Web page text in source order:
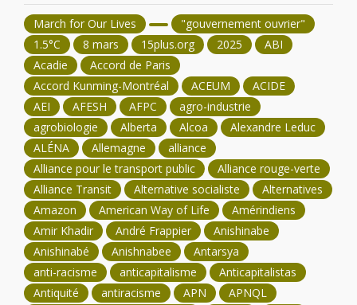
March for Our Lives
"gouvernement ouvrier"
1.5°C
8 mars 15plus.org 2025
ABI
Acadie
Accord de Paris
Accord Kunming-Montréal
ACEUM
ACIDE
AEI
AFESH AFPC
agro-industrie
agrobiologie
Alberta Alcoa
Alexandre Leduc
ALÉNA
Allemagne
alliance
Alliance pour le transport public
Alliance rouge-verte
Alliance Transit
Alternative socialiste
Alternatives
Amazon
American Way of Life
Amérindiens
Amir Khadir
André Frappier
Anishinabe
Anishinabé
Anishnabee
Antarsya
anti-racisme
anticapitalisme
Anticapitalistas
Antiquité
antiracisme APN APNQL